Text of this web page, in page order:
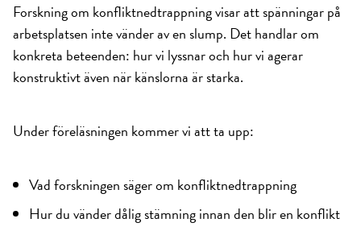
Forskning om konfliktnedtrappning visar att spänningar på
arbetsplatsen inte vänder av en slump. Det handlar om
konkreta beteenden: hur vi lyssnar och hur vi agerar
konstruktivt även när känslorna är starka.
Under föreläsningen kommer vi att ta upp:
Vad forskningen säger om konfliktnedtrappning
Hur du vänder dålig stämning innan den blir en konflikt